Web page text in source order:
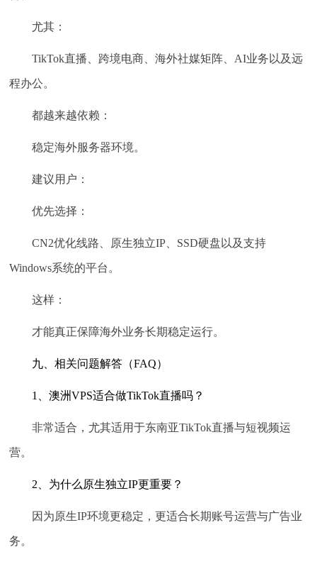
尤其：
TikTok直播、跨境电商、海外社媒矩阵、AI业务以及远
程办公。
都越来越依赖：
稳定海外服务器环境。
建议用户：
优先选择：
CN2优化线路、原生独立IP、SSD硬盘以及支持
Windows系统的平台。
这样：
才能真正保障海外业务长期稳定运行。
九、相关问题解答（FAQ）
1、澳洲VPS适合做TikTok直播吗？
非常适合，尤其适用于东南亚TikTok直播与短视频运
营。
2、为什么原生独立IP更重要？
因为原生IP环境更稳定，更适合长期账号运营与广告业
务。